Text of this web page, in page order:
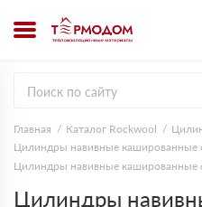
Главная Каталог Rockwool
Цилиндры навивные кашированные
Цилиндры навивные кашированные
Цилиндры